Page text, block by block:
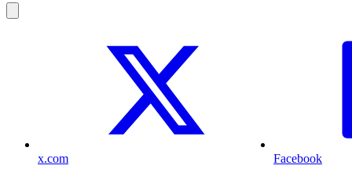
x.com Facebook